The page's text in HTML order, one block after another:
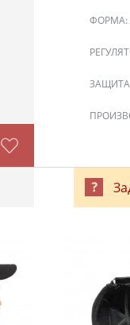
ФОРМА:
ЗАЩИТА